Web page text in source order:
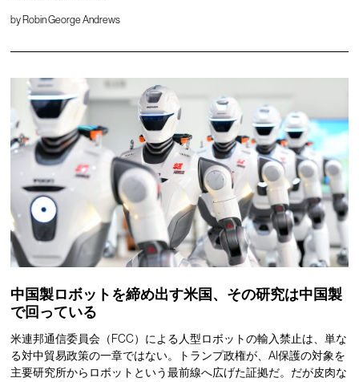
byRobin George Andrews
中国製ロボットを締め出す米国、その研究は中国製
で回っている
米連邦通信委員会（FCC）による人型ロボットの輸入禁止は、単な
る対中貿易政策の一章ではない。トランプ政権が、AI保護の対象を
主要研究所からロボットという最前線へ広げた証拠だ。だが皮肉な